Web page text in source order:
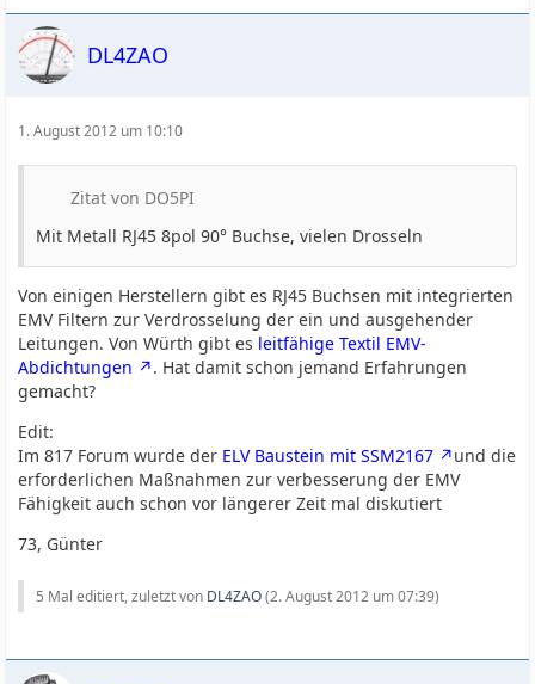
DL4ZAO
1. August 2012 um 10:10
Zitat von DO5PI
Mit Metall RJ45 8pol 90° Buchse, vielen Drosseln
Von einigen Herstellern gibt es RJ45 Buchsen mit integrierten
EMV Filtern zur Verdrosselung der ein und ausgehender
Leitungen. Von Würth gibt es leitfähige Textil EMV-
Abdichtungen
. Hat damit schon jemand Erfahrungen
gemacht?
Edit:
Im 817 Forum wurde der ELV Baustein mit SSM2167
und die
erforderlichen Maßnahmen zur verbesserung der EMV
Fähigkeit auch schon vor längerer Zeit mal diskutiert
73, Günter
5 Mal editiert, zuletzt von DL4ZAO(2. August 2012 um 07:39)